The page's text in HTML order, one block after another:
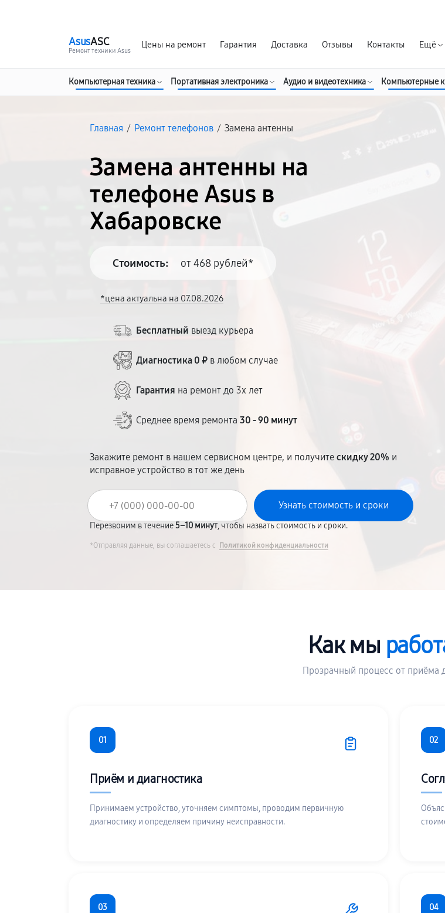
AsusASC
Ремонт техники Asus
Цены на ремонт Гарантия Доставка Отзывы Контакты Ещё
Компьютерная техника Портативная электроника Аудио и видеотехника Компьютерные
Главная / Ремонт телефонов / Замена антенны
Замена антенны на
телефоне Asus в
Хабаровске
Стоимость: от 468 рублей*
*цена актуальна на 07.08.2026
Бесплатный выезд курьера
Диагностика 0 ₽ в любом случае
Гарантия на ремонт до 3х лет
Среднее время ремонта30 - 90 минут
Закажите ремонт в нашем сервисном центре, и получитескидку 20% и
исправное устройство в тот же день
Перезвоним в течение 5–10 минут, чтобы назвать стоимость и сроки.
*Отправляя данные, вы соглашаетесь с Политикой конфиденциальности
Как мы
Прозрачный процесс от приёма
01
Приём и диагностика
Принимаем устройство, уточняем симптомы, проводим первичную
диагностику и определяем причину неисправности.
02
03 04